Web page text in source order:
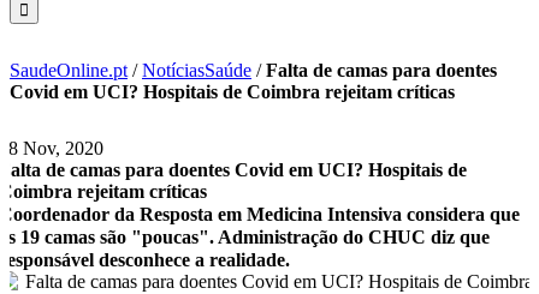
SaudeOnline.pt /NotíciasSaúde /Falta de camas para doentes
Covid em UCI? Hospitais de Coimbra rejeitam críticas
18 Nov, 2020
Falta de camas para doentes Covid em UCI? Hospitais de
Coimbra rejeitam críticas
Coordenador da Resposta em Medicina Intensiva considera que
as 19 camas são "poucas". Administração do CHUC diz que
responsável desconhece a realidade.